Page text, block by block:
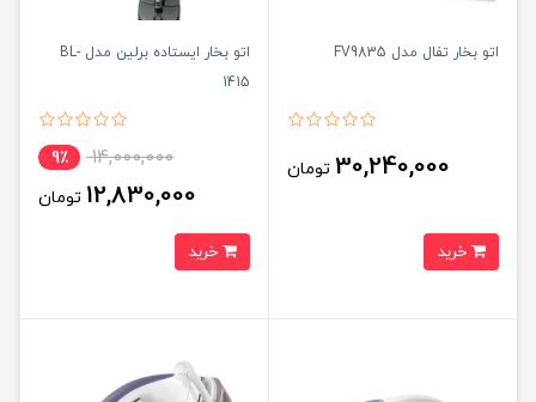
اتو بخار تفال مدل FV9835
30,240,000 تومان
اتو بخار ایستاده برلین مدل BL-
1415
14,000,000 9٪
12,830,000 تومان